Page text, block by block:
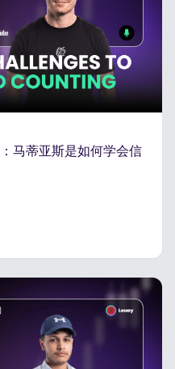
马蒂亚斯是如何学会信